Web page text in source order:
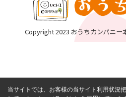
Copyright 2023 おうちカンパニ
当サイトでは、お客様の当サイト利用状況